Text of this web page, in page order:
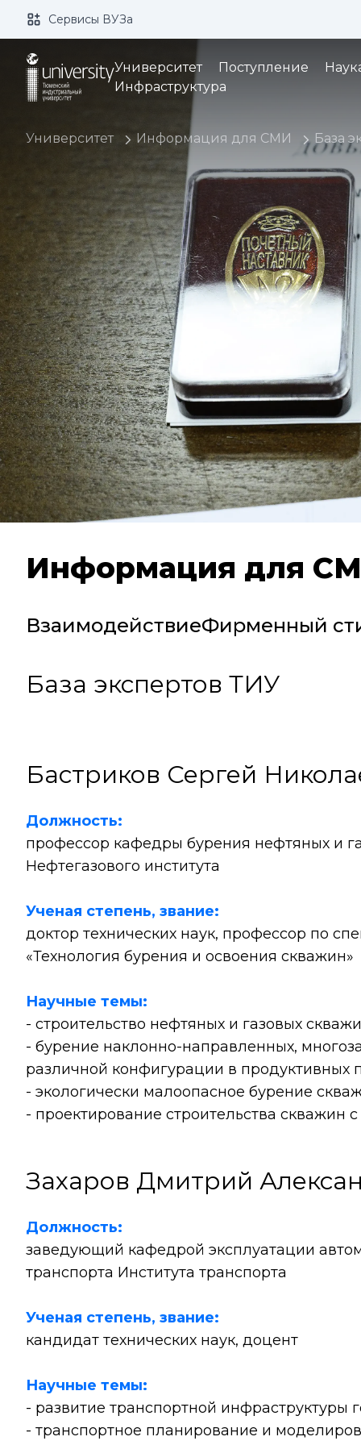
Размер шрифта: Цвет:
Сервисы ВУЗа
Университет Поступление
Инфраструктура
Университет Информация для СМИ База
Информация для
ВзаимодействиеФирменный
База экспертов ТИУ
Бастриков Сергей
Должность:
профессор кафедры бурения нефтяных и
Нефтегазового института
Ученая степень, звание:
доктор технических наук, профессор по
«Технология бурения и освоения скважин»
Научные темы:
- строительство нефтяных и газовых
- бурение наклонно-направленных,
различной конфигурации в продуктивных
- экологически малоопасное бурение
- проектирование строительства скважин
Захаров Дмитрий
Должность:
заведующий кафедрой эксплуатации
транспорта Института транспорта
Ученая степень, звание:
кандидат технических наук, доцент
Научные темы:
- развитие транспортной инфраструктуры
- транспортное планирование и